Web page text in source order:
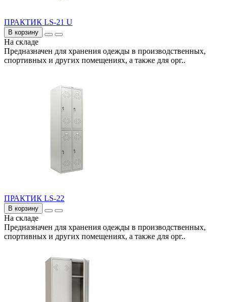
ПРАКТИК LS-21 U
В корзину
На складе
Предназначен для хранения одежды в производственных,
спортивных и других помещениях, а также для орг..
ПРАКТИК LS-22
В корзину
На складе
Предназначен для хранения одежды в производственных,
спортивных и других помещениях, а также для орг..